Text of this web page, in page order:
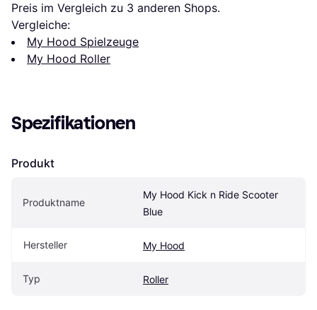
Preis im Vergleich zu 3 anderen Shops.
Vergleiche:
My Hood Spielzeuge
My Hood Roller
Spezifikationen
Produkt
Produktname
My Hood Kick n Ride Scooter
Blue
Hersteller My Hood
Typ Roller